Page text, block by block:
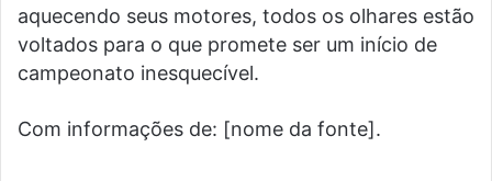
aquecendo seus motores, todos os olhares estão
voltados para o que promete ser um início de
campeonato inesquecível.
Com informações de: [nome da fonte].